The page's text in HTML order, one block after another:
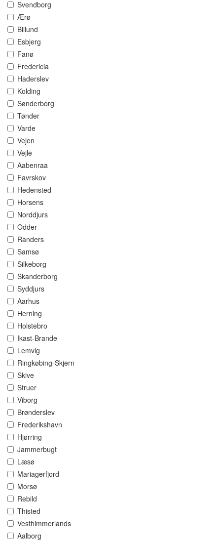
Svendborg
Ærø
Billund
Esbjerg
Fanø
Fredericia
Haderslev
Kolding
Sønderborg
Tønder
Varde
Vejen
Vejle
Aabenraa
Favrskov
Hedensted
Horsens
Norddjurs
Odder
Randers
Samsø
Silkeborg
Skanderborg
Syddjurs
Aarhus
Herning
Holstebro
Ikast-Brande
Lemvig
Ringkøbing-Skjern
Skive
Struer
Viborg
Brønderslev
Frederikshavn
Hjørring
Jammerbugt
Læsø
Mariagerfjord
Morsø
Rebild
Thisted
Vesthimmerlands
Aalborg